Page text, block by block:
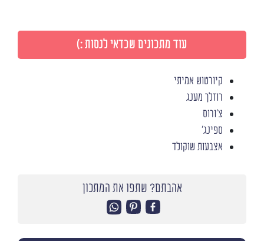
עוד מתכונים שכדאי לנסות :)
קיורטוש אמיתי
רוזלך מענג
צ'ורוס
ספינג'
אצבעות שוקולד
אהבתם? שתפו את המתכון